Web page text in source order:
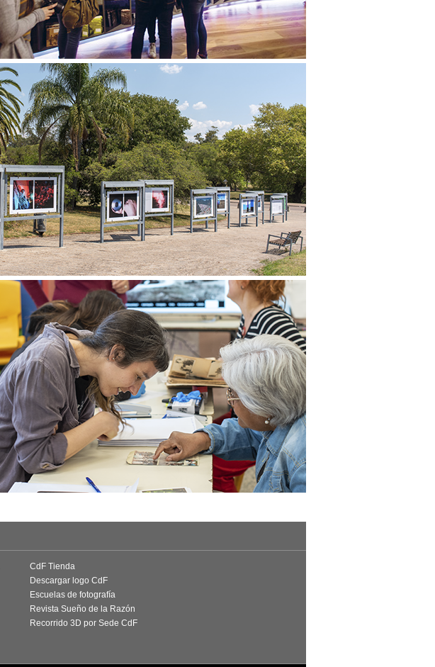
CdF Tienda
Descargar logo CdF
Escuelas de fotografía
Revista Sueño de la Razón
Recorrido 3D por Sede CdF